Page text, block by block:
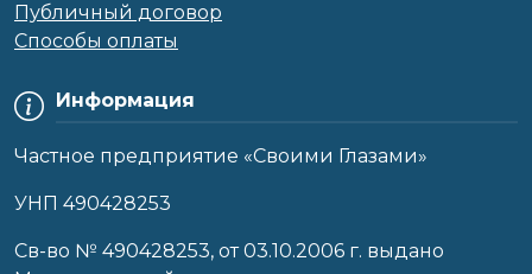
Информация
Частное предприятие «Своими Глазами»
УНП 490428253
Cв-во № 490428253, от 03.10.2006 г. выдано
Публичный договор
Способы оплаты